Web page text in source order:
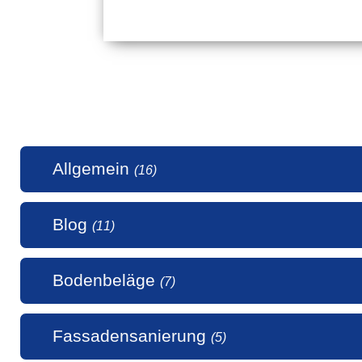
Allgemein (16)
50
Blog (11)
Alte
Bodenbeläge (7)
Fassadensanierung (5)